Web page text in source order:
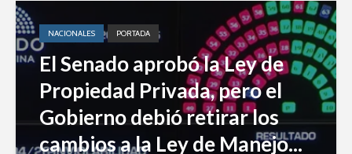
NACIONALES PORTADA
El Senado aprobó la Ley de
Propiedad Privada, pero el
Gobierno debió retirar los
cambios a la Ley de Manejo...